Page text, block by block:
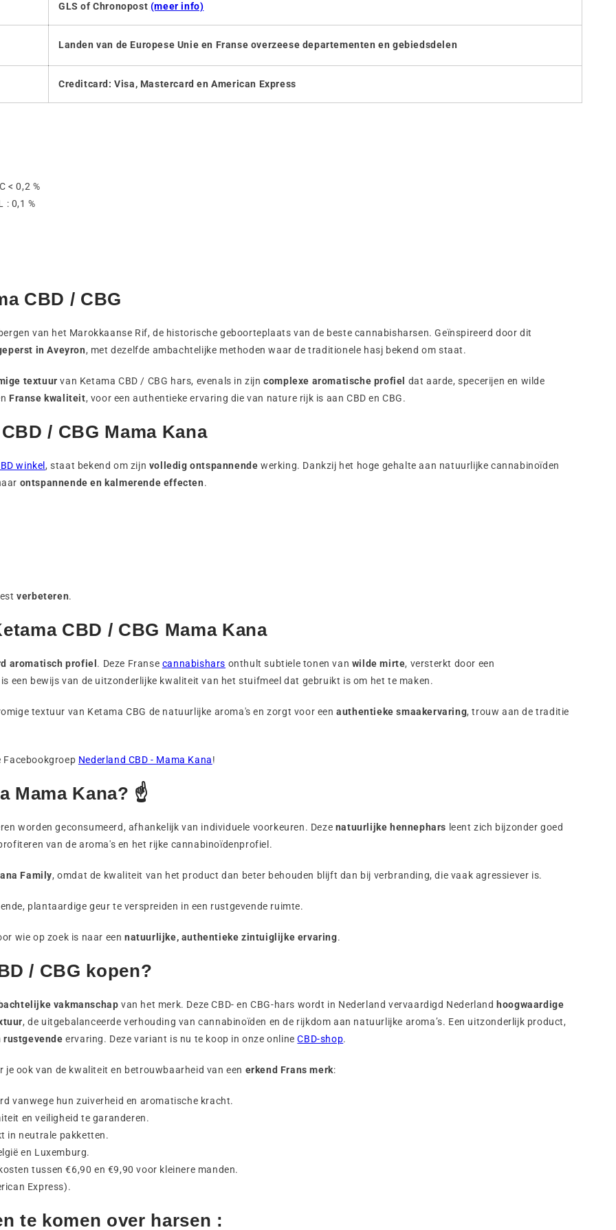
GLS of Chronopost (meer info)
Landen van de Europese Unie en Franse overzeese departementen en gebiedsdelen
Creditcard: Visa, Mastercard en American Express
< 0,2 %
0,1 %
CBD / CBG
van het Marokkaanse Rif, de historische geboorteplaats van de beste cannabisharsen. Geïnspireerd door dit
in Aveyron, met dezelfde ambachtelijke methoden waar de traditionele hasj bekend om staat.
textuur van Ketama CBD / CBG hars, evenals in zijncomplexe aromatische profiel dat aarde, specerijen en wilde
Franse kwaliteit, voor een authentieke ervaring die van nature rijk is aan CBD en CBG.
/ CBG Mama Kana
winkel, staat bekend om zijn volledig ontspannende werking. Dankzij het hoge gehalte aan natuurlijke cannabinoïden
ontspannende en kalmerende effecten.
verbeteren.
CBD / CBG Mama Kana
aromatisch profiel . Deze Franse cannabishars onthult subtiele tonen van wilde mirte, versterkt door een
een bewijs van de uitzonderlijke kwaliteit van het stuifmeel dat gebruikt is om het te maken.
textuur van Ketama CBG de natuurlijke aroma's en zorgt voor eenauthentieke smaakervaring, trouw aan de traditie
Facebookgroep Nederland CBD - Mama Kana!
Mama Kana? ☝️
worden geconsumeerd, afhankelijk van individuele voorkeuren. Deze natuurlijke hennephars leent zich bijzonder goed
van de aroma's en het rijke cannabinoïdenprofiel.
Family, omdat de kwaliteit van het product dan beter behouden blijft dan bij verbranding, die vaak agressiever is.
plantaardige geur te verspreiden in een rustgevende ruimte.
wie op zoek is naar eennatuurlijke, authentieke zintuiglijke ervaring.
/ CBG kopen?
vakmanschap van het merk. Deze CBD- en CBG-hars wordt in Nederland vervaardigd Nederland hoogwaardige
, de uitgebalanceerde verhouding van cannabinoïden en de rijkdom aan natuurlijke aroma’s. Een uitzonderlijk product,
rustgevende ervaring. Deze variant is nu te koop in onze onlineCBD-shop.
je ook van de kwaliteit en betrouwbaarheid van een erkend Frans merk:
vanwege hun zuiverheid en aromatische kracht.
en veiligheid te garanderen.
in neutrale pakketten.
en Luxemburg.
tussen €6,90 en €9,90 voor kleinere manden.
Express).
te komen over harsen :